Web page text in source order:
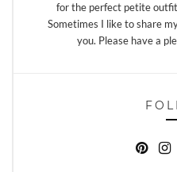
for the perfect petite
Sometimes I like to share
you. Please have a